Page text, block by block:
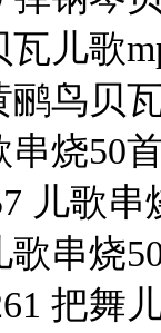
瓦儿歌
鹂鸟贝
串烧50
儿歌
歌串烧
把舞